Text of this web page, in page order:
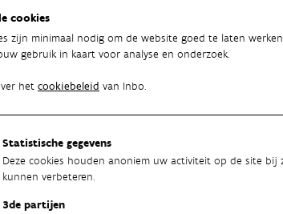
cookies
zijn minimaal nodig om de website goed te laten
gebruik in kaart voor analyse en onderzoek.
het cookiebeleid van Inbo.
Statistische gegevens
Deze cookies houden anoniem uw activiteit op de site bij
kunnen verbeteren.
3de partijen